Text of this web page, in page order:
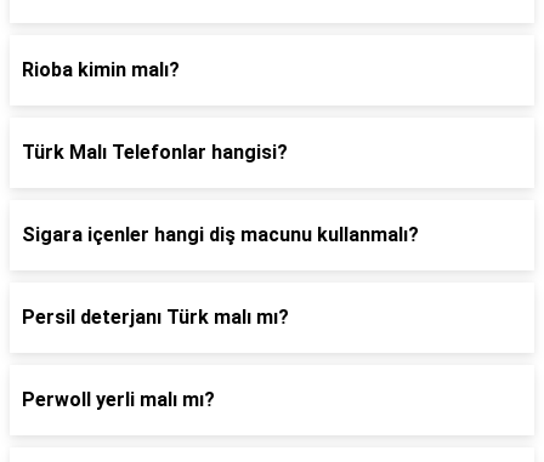
Rioba kimin malı?
Türk Malı Telefonlar hangisi?
Sigara içenler hangi diş macunu kullanmalı?
Persil deterjanı Türk malı mı?
Perwoll yerli malı mı?